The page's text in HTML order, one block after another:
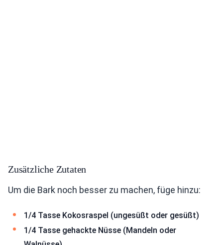
Zusätzliche Zutaten
Um die Bark noch besser zu machen, füge hinzu:
1/4 Tasse Kokosraspel (ungesüßt oder gesüßt)
1/4 Tasse gehackte Nüsse (Mandeln oder